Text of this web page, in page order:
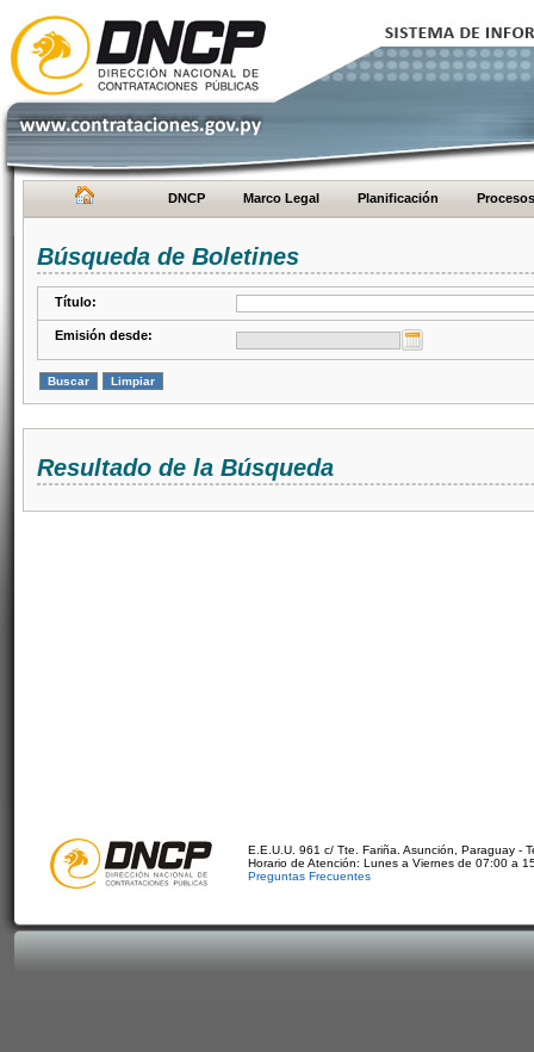
DNCP Marco Legal Planificación Procesos
Búsqueda de Boletines
Título:
Emisión desde:
Resultado de la Búsqueda
E.E.U.U. 961 c/ Tte. Fariña. Asunción, Paraguay -
Horario de Atención: Lunes a Viernes de 07:00 a
Preguntas Frecuentes